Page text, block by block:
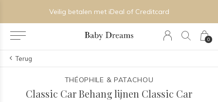
0
Veilig betalen met iDeal of Creditcard
Terug
THÉOPHILE & PATACHOU
Classic Car Behang lijnen Classic Car